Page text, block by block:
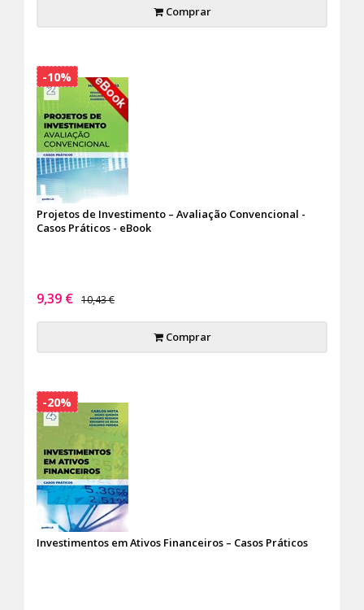
Comprar
Projetos de Investimento – Avaliação Convencional -
Casos Práticos - eBook
9,39 € 10,43 €
Comprar
-10%
Investimentos em Ativos Financeiros – Casos Práticos
-20%